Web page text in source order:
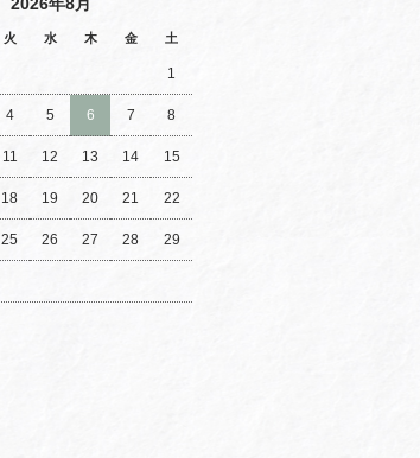
火 水 木 金 土
1
4 5 6 7 8
11 12 13 14 15
18 19 20 21 22
25 26 27 28 29